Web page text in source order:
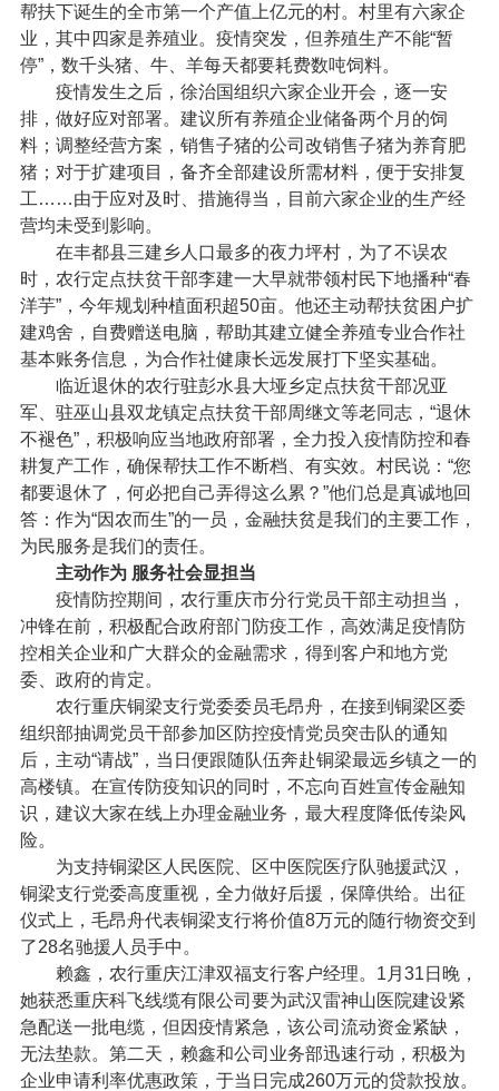
帮扶下诞生的全市第一个产值上亿元的村。村里有六家企
业，其中四家是养殖业。疫情突发，但养殖生产不能“暂
停”，数千头猪、牛、羊每天都要耗费数吨饲料。
疫情发生之后，徐治国组织六家企业开会，逐一安
排，做好应对部署。建议所有养殖企业储备两个月的饲
料；调整经营方案，销售子猪的公司改销售子猪为养育肥
猪；对于扩建项目，备齐全部建设所需材料，便于安排复
工……由于应对及时、措施得当，目前六家企业的生产经
营均未受到影响。
在丰都县三建乡人口最多的夜力坪村，为了不误农
时，农行定点扶贫干部李建一大早就带领村民下地播种“春
洋芋”，今年规划种植面积超50亩。他还主动帮扶贫困户扩
建鸡舍，自费赠送电脑，帮助其建立健全养殖专业合作社
基本账务信息，为合作社健康长远发展打下坚实基础。
临近退休的农行驻彭水县大垭乡定点扶贫干部况亚
军、驻巫山县双龙镇定点扶贫干部周继文等老同志，“退休
不褪色”，积极响应当地政府部署，全力投入疫情防控和春
耕复产工作，确保帮扶工作不断档、有实效。村民说：“您
都要退休了，何必把自己弄得这么累？”他们总是真诚地回
答：作为“因农而生”的一员，金融扶贫是我们的主要工作，
为民服务是我们的责任。
主动作为 服务社会显担当
疫情防控期间，农行重庆市分行党员干部主动担当，
冲锋在前，积极配合政府部门防疫工作，高效满足疫情防
控相关企业和广大群众的金融需求，得到客户和地方党
委、政府的肯定。
农行重庆铜梁支行党委委员毛昂舟，在接到铜梁区委
组织部抽调党员干部参加区防控疫情党员突击队的通知
后，主动“请战”，当日便跟随队伍奔赴铜梁最远乡镇之一的
高楼镇。在宣传防疫知识的同时，不忘向百姓宣传金融知
识，建议大家在线上办理金融业务，最大程度降低传染风
险。
为支持铜梁区人民医院、区中医院医疗队驰援武汉，
铜梁支行党委高度重视，全力做好后援，保障供给。出征
仪式上，毛昂舟代表铜梁支行将价值8万元的随行物资交到
了28名驰援人员手中。
赖鑫，农行重庆江津双福支行客户经理。1月31日晚，
她获悉重庆科飞线缆有限公司要为武汉雷神山医院建设紧
急配送一批电缆，但因疫情紧急，该公司流动资金紧缺，
无法垫款。第二天，赖鑫和公司业务部迅速行动，积极为
企业申请利率优惠政策，于当日完成260万元的贷款投放。